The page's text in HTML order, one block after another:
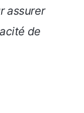
assurer
de